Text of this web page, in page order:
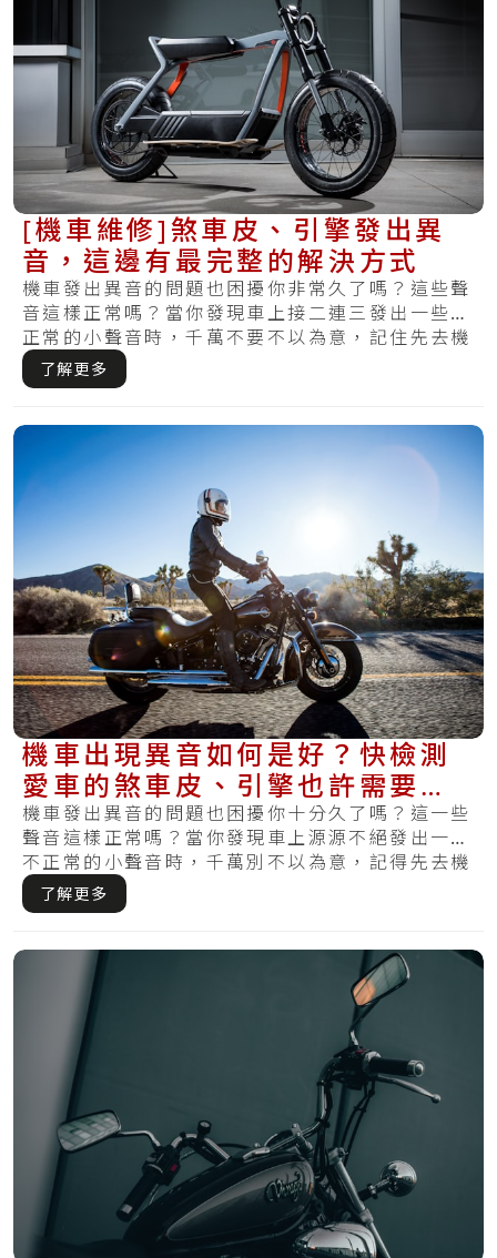
[機車維修]煞車皮、引擎發出異
音，這邊有最完整的解決方式
機車發出異音的問題也困擾你非常久了嗎？這些聲
音這樣正常嗎？當你發現車上接二連三發出一些不
正常的小聲音時，千萬不要不以為意，記住先去機
車維.....
了解更多
機車出現異音如何是好？快檢測
愛車的煞車皮、引擎也許需要維
修！
機車發出異音的問題也困擾你十分久了嗎？這一些
聲音這樣正常嗎？當你發現車上源源不絕發出一些
不正常的小聲音時，千萬別不以為意，記得先去機
車維.....
了解更多